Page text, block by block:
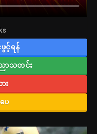
င့်ရန်
ာသတင်း
း
ေ